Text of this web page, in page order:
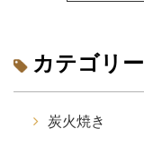
カテゴリー
炭火焼き